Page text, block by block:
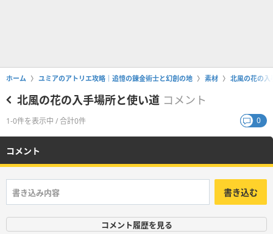
ホーム ユミアのアトリエ攻略｜追憶の錬金術士と幻創の地 素材 北風の花の入
北風の花の入手場所と使い道 コメント
1-0件を表示中 / 合計0件 0
コメント
書き込む
コメント履歴を見る